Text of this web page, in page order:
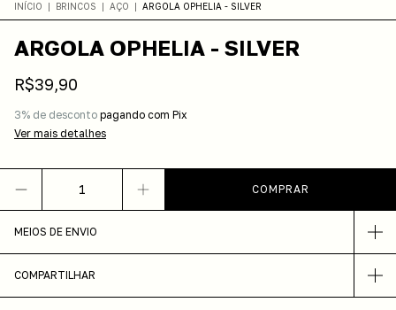
INÍCIO | BRINCOS | AÇO | ARGOLA OPHELIA - SILVER
ARGOLA OPHELIA - SILVER
R$39,90
3% de desconto pagando com Pix
Ver mais detalhes
MEIOS DE ENVIO
COMPARTILHAR